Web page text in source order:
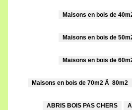
Maisons en bois de
Maisons en bois de
Maisons en bois de
Maisons en bois de 70m2 Ã 80m2
ABRIS BOIS PAS CHERS